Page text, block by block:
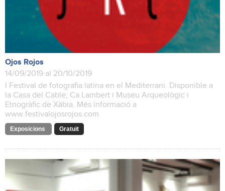
Ojos Rojos
14/09/2019 al 20/10/2019
I Festival de fotografia latina en el Mediterrani. Disponible a
la Casa del Cable, Ca Lambert i Museu Arqueològic i
Etnogràfic de Xàbia. Més informació a
www.festivalojosrojos.com
Exposicions Gratuït